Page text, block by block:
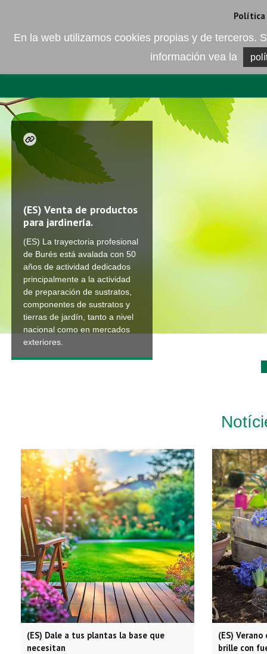
EMPRESA ELEMENTO DEL
(ES) Venta de productos
para jardinería.
(ES) La trayectoria profesional
de Burés está avalada con 50
años de actividad dedicados
principalmente a la actividad
de preparación de sustratos,
componentes de sustratos y
tierras de jardín, tanto a nivel
nacional como en mercados
exteriores.
(ES) Dale a tus plantas la base que
necesitan
(ES)
brille con
Política
En la web utilizamos cookies propias y de terceros.
información vea la